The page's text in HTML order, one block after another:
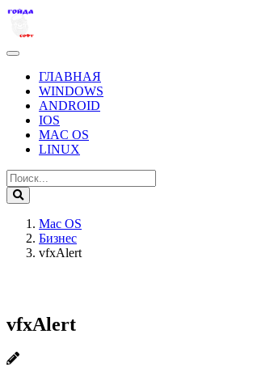
ГЛАВНАЯ
WINDOWS
ANDROID
IOS
MAC OS
LINUX
Mac OS
Бизнес
vfxAlert
vfxAlert